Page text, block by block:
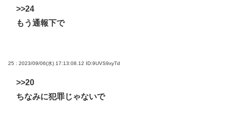
>>24
もう通報下で
25 : 2023/09/06(水) 17:13:08.12 ID:9UVS9xyTd
>>20
ちなみに犯罪じゃないで